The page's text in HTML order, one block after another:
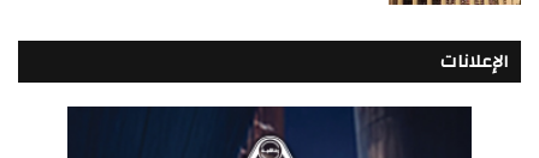
الإعلانات